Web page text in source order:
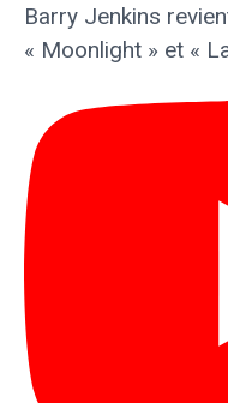
Barry Jenkins
« Moonlight » et «